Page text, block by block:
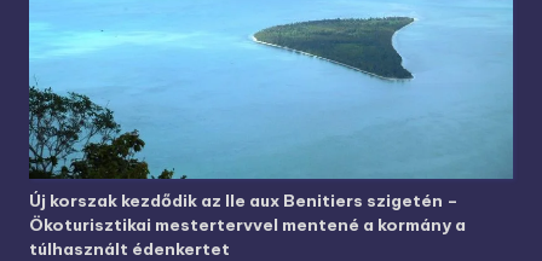
Új korszak kezdődik az Ile aux Benitiers szigetén –
Ökoturisztikai mestertervvel mentené a kormány a
túlhasznált édenkertet